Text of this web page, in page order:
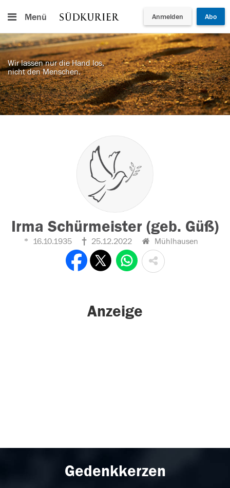
Menü Anmelden Abo
Wir lassen nur die Hand los,
nicht den Menschen.
Irma Schürmeister (geb. Güß)
16.10.1935 25.12.2022 Mühlhausen
Anzeige
Gedenkkerzen